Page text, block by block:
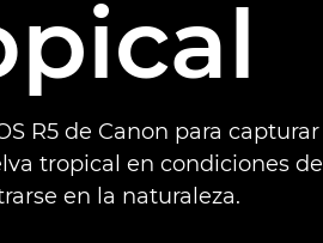
R5 de Canon para capturar
tropical en condiciones de
en la naturaleza.